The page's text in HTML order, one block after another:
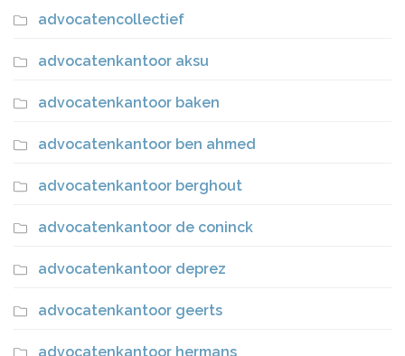
advocatencollectief
advocatenkantoor aksu
advocatenkantoor baken
advocatenkantoor ben ahmed
advocatenkantoor berghout
advocatenkantoor de coninck
advocatenkantoor deprez
advocatenkantoor geerts
advocatenkantoor hermans